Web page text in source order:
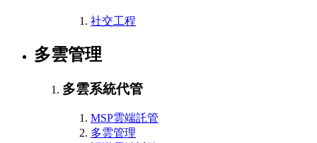
社交工程
多雲管理
多雲系統代管
MSP雲端託管
多雲管理